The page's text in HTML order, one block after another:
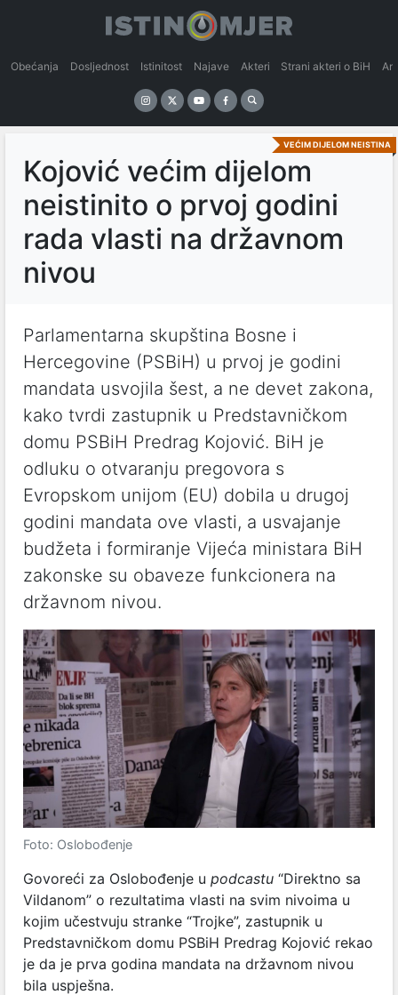
Obećanja Dosljednost Istinitost Najave Akteri Strani akteri o BiH
VEĆIM DIJELOM NEISTINA
Kojović većim dijelom
neistinito o prvoj godini
rada vlasti na državnom
nivou
Parlamentarna skupština Bosne i
Hercegovine (PSBiH) u prvoj je godini
mandata usvojila šest, a ne devet zakona,
kako tvrdi zastupnik u Predstavničkom
domu PSBiH Predrag Kojović. BiH je
odluku o otvaranju pregovora s
Evropskom unijom (EU) dobila u drugoj
godini mandata ove vlasti, a usvajanje
budžeta i formiranje Vijeća ministara BiH
zakonske su obaveze funkcionera na
državnom nivou.
Foto: Oslobođenje
Govoreći za Oslobođenje u podcastu “Direktno sa
Vildanom” o rezultatima vlasti na svim nivoima u
kojim učestvuju stranke “Trojke”, zastupnik u
Predstavničkom domu PSBiH Predrag Kojović rekao
je da je prva godina mandata na državnom nivou
bila uspješna.